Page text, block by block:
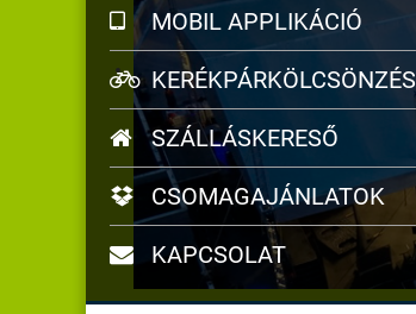
MOBIL APPLIKÁCIÓ
KERÉKPÁRKÖLCSÖNZÉS
SZÁLLÁSKERESŐ
CSOMAGAJÁNLATOK
KAPCSOLAT